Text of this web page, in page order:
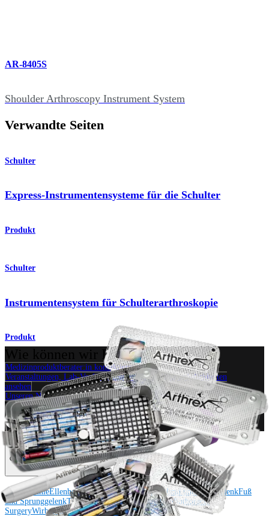
AR-8405S
Shoulder Arthroscopy Instrument System
Verwandte Seiten
Schulter
Express-Instrumentensysteme für die Schulter
Produkt
Schulter
Instrumentensystem für Schulterarthroskopie
Produkt
Wie können wir Ihnen helfen?
Medizinproduktberater:in kontaktieren
Veranstaltungen, Lab-Vorführungen und Schulungsmöglichkeiten
ansehen
Unseren Newsletter abonnieren
Besuchen Sie uns
Operationsverfahren
Schulter KnieEllenbogenSchulterendoprothetikHand und HandgelenkFuß
und SprunggelenkTraumaHüfteOrthobiologieCardiothoracic
SurgeryWirbelsäule